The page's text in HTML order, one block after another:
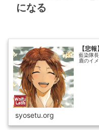
になる
【悲
藍染隊
鹿のイ
syosetu.org